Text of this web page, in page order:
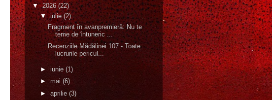
▼2026(22)
▼iulie(2)
Fragment în avanpremieră: Nu te
teme de întuneric ...
Recenziile Mădălinei 107 - Toate
lucrurile pericul...
► iunie (1)
► mai (6)
► aprilie (3)